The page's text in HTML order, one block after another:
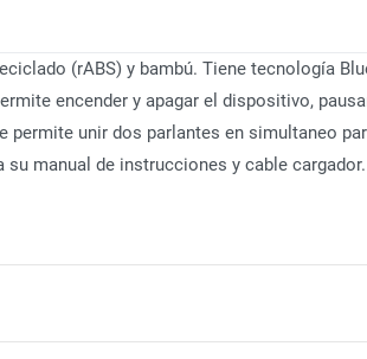
(rABS) y bambú. Tiene tecnología
encender y apagar el dispositivo,
permite unir dos parlantes en simultaneo
manual de instrucciones y cable cargador.